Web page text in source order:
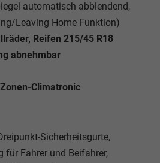
automatisch abblendend,
Leaving Home Funktion)
Reifen 215/45 R18
abnehmbar
Climatronic
Sicherheitsgurte,
für Fahrer und Beifahrer,